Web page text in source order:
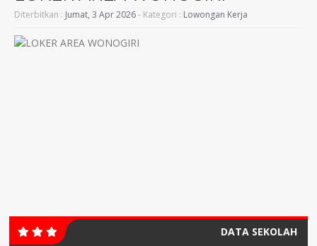
Diterbitkan : Jumat, 3 Apr 2026- Kategori : Lowongan Kerja
DATA SEKOLAH